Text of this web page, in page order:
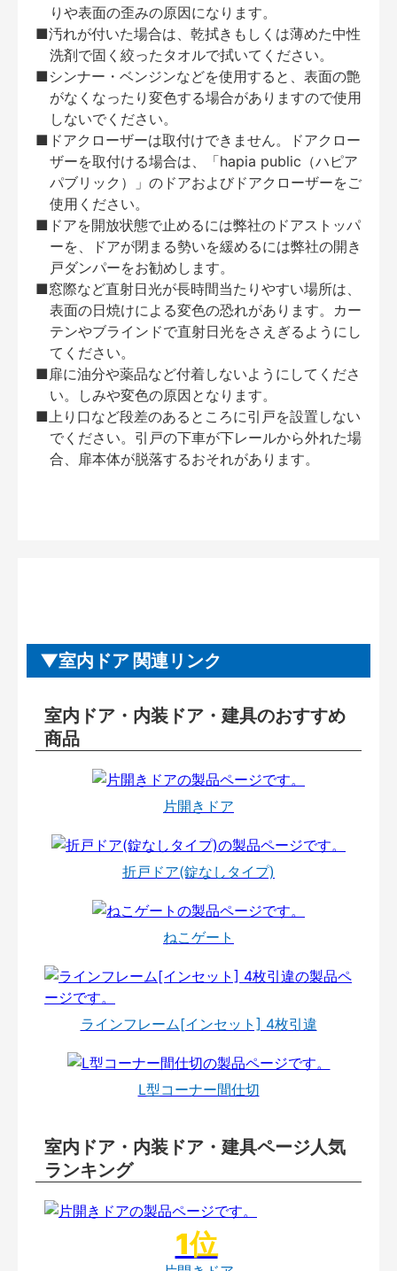
りや表面の歪みの原因になります。
■汚れが付いた場合は、乾拭きもしくは薄めた中性
洗剤で固く絞ったタオルで拭いてください。
■シンナー・ベンジンなどを使用すると、表面の艶
がなくなったり変色する場合がありますので使用
しないでください。
■ドアクローザーは取付けできません。ドアクロー
ザーを取付ける場合は、「hapia public（ハピア
パブリック）」のドアおよびドアクローザーをご
使用ください。
■ドアを開放状態で止めるには弊社のドアストッパ
ーを、ドアが閉まる勢いを緩めるには弊社の開き
戸ダンパーをお勧めします。
■窓際など直射日光が長時間当たりやすい場所は、
表面の日焼けによる変色の恐れがあります。カー
テンやブラインドで直射日光をさえぎるようにし
てください。
■扉に油分や薬品など付着しないようにしてくださ
い。しみや変色の原因となります。
■上り口など段差のあるところに引戸を設置しない
でください。引戸の下車が下レールから外れた場
合、扉本体が脱落するおそれがあります。
室内ドア 関連リンク
室内ドア・内装ドア・建具のおすすめ
商品
片開きドア
折戸ドア(錠なしタイプ)
ねこゲート
ラインフレーム[インセット] 4枚引違
L型コーナー間仕切
室内ドア・内装ドア・建具ページ人気
ランキング